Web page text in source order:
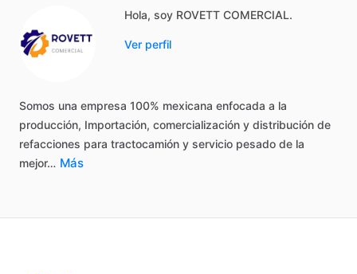
Hola, soy ROVETT COMERCIAL.
Ver perfil
Somos una empresa 100% mexicana enfocada a la
producción, Importación, comercialización y distribución de
refacciones para tractocamión y servicio pesado de la
mejor… Más